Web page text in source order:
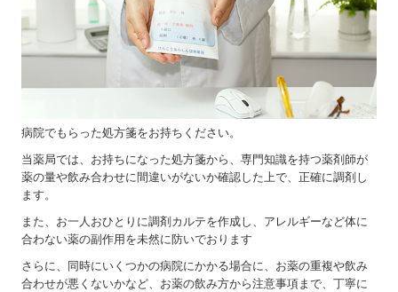
病院でもらった処方箋をお持ちください。
当薬局では、お持ちになった処方箋から、専門知識を持つ薬剤師が
薬の量や飲み合わせに間違いがないか確認した上で、正確に調剤し
ます。
また、お一人おひとりに調剤カルテを作成し、アレルギーなど体に
合わない薬の副作用を未然に防いでおります
さらに、同時にいくつかの病院にかかる場合に、お薬の重複や飲み
合わせが悪くないかなど、お薬の飲み方から注意事項まで、丁寧に